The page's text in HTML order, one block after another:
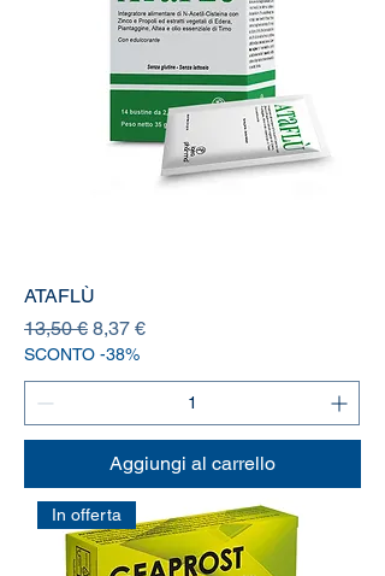
ATAFLÙ
Prezzo regolare
13,50 € Prezzo scontato
8,37 €
SCONTO -38%
Aggiungi al carrello
In offerta